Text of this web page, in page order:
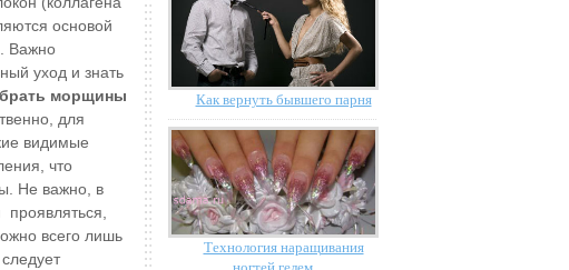
основой
Важно
уход и знать
морщины
для
видимые
что
Не важно, в
проявляться,
всего лишь
Как вернуть бывшего парня
Технология наращивания
ногтей гелем